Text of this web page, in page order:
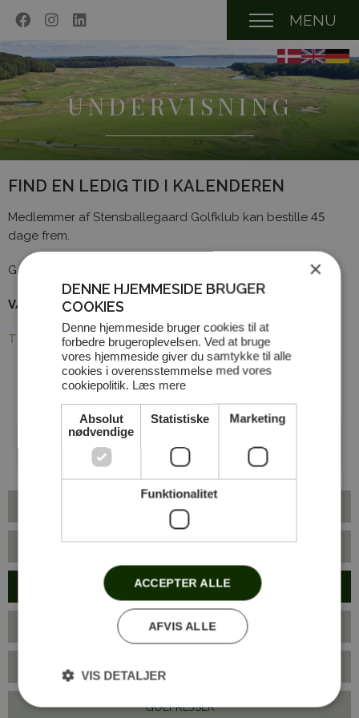
MENU
UNDERVISNING
FIND EN LEDIG TID I KALENDEREN
Medlemmer af Stensballegaard Golfklub kan bestille 45
dage frem.
Gæster kan bestille 30 dage frem.
VÆLG LEDIG TID -> BEKRÆFT -> GOLFBOX LOGIN
Tilbage
UNDERVISNING
VINTERTRÆNING
BESTIL UNDERVISNING
LEKTIONER
GOLFREJSER
×
DENNE HJEMMESIDE BRUGER
COOKIES
Denne hjemmeside bruger cookies til at
forbedre brugeroplevelsen. Ved at bruge
vores hjemmeside giver du samtykke til alle
cookies i overensstemmelse med vores
cookiepolitik. Læs mere
Absolut
nødvendige
Statistiske Marketing
Funktionalitet
ACCEPTER ALLE
AFVIS ALLE
VIS DETALJER